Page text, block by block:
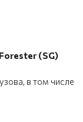
(SG)
в том числе